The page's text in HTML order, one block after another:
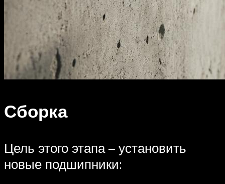
Сборка
Цель этого этапа – установить
новые подшипники: